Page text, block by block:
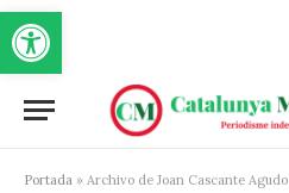
Obre la barra d'eines
Portada » Archivo de Joan Cascante Agudo